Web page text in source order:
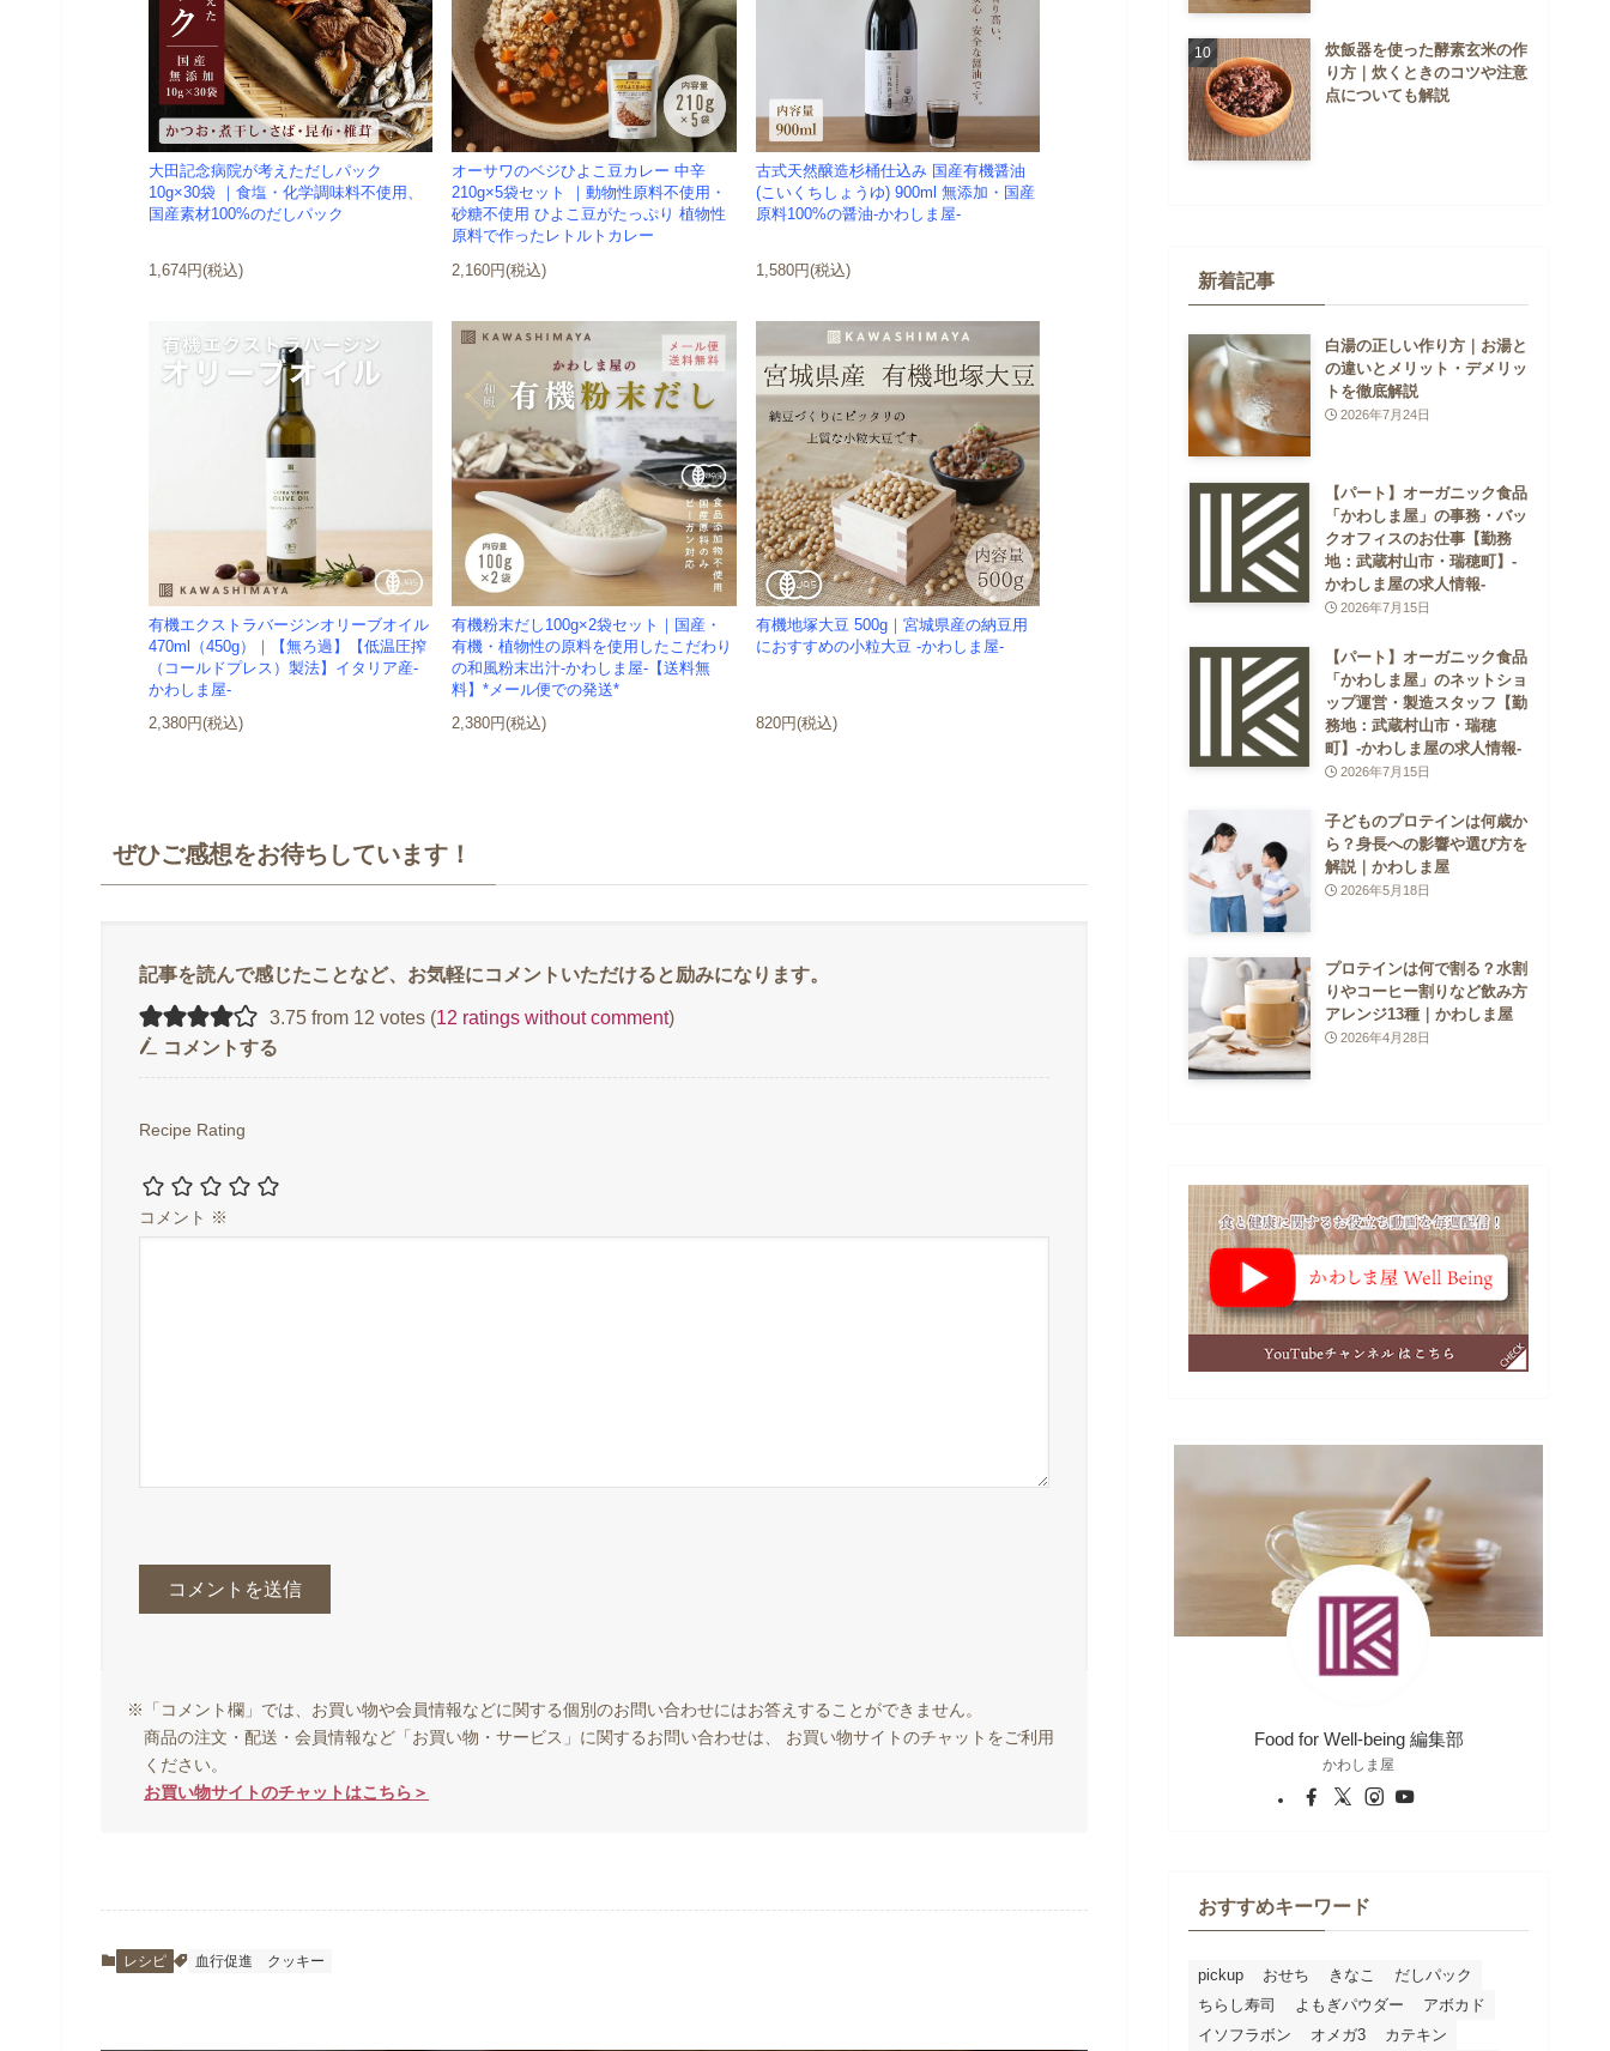
大田記念病院が考えただしパック
10g×30袋 ｜食塩・化学調味料不使用、
国産素材100%のだしパック
1,674円(税込)
オーサワのベジひよこ豆カレー 中辛
210g×5袋セット ｜動物性原料不使用・
砂糖不使用 ひよこ豆がたっぷり 植物性
原料で作ったレトルトカレー
2,160円(税込)
古式天然醸造杉桶仕込み 国産有機醤油
(こいくちしょうゆ) 900ml 無添加・国産
原料100%の醤油-かわしま屋-
1,580円(税込)
有機エクストラバージンオリーブオイル
470ml（450g）｜【無ろ過】【低温圧搾
（コールドプレス）製法】イタリア産-
かわしま屋-
2,380円(税込)
有機粉末だし100g×2袋セット｜国産・
有機・植物性の原料を使用したこだわり
の和風粉末出汁-かわしま屋-【送料無
料】*メール便での発送*
2,380円(税込)
有機地塚大豆 500g｜宮城県産の納豆用
におすすめの小粒大豆 -かわしま屋-
820円(税込)
※「コメント欄」では、お買い物や会員情報などに関する個別のお問い合わせにはお答えすることができません。
商品の注文・配送・会員情報など「お買い物・サービス」に関するお問い合わせは、 お買い物サイトのチャットをご利用
ください。
お買い物サイトのチャットはこちら＞
レシピ 血行促進 クッキー
ぜひご感想をお待ちしています！
3.75 from 12 votes (12 ratings without comment)
コメントする
Recipe Rating
コメント ※
炊飯器を使った酵素玄米の作
り方｜炊くときのコツや注意
点についても解説
新着記事
白湯の正しい作り方｜お湯と
の違いとメリット・デメリッ
トを徹底解説
2026年7月24日
【パート】オーガニック食品
「かわしま屋」の事務・バッ
クオフィスのお仕事【勤務
地：武蔵村山市・瑞穂町】-
かわしま屋の求人情報-
2026年7月15日
【パート】オーガニック食品
「かわしま屋」のネットショ
ップ運営・製造スタッフ【勤
務地：武蔵村山市・瑞穂
町】-かわしま屋の求人情報-
2026年7月15日
子どものプロテインは何歳か
ら？身長への影響や選び方を
解説｜かわしま屋
2026年5月18日
プロテインは何で割る？水割
りやコーヒー割りなど飲み方
アレンジ13種｜かわしま屋
2026年4月28日
Food for Well-being 編集部
かわしま屋
おすすめキーワード
pickup おせち きなこ
だしパック
ちらし寿司
よもぎパウダー
アボカド
イソフラボン
オメガ3 カテキン